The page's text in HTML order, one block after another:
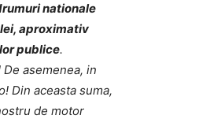
nationale
aproximativ
publice.
asemenea, in
Din aceasta suma,
de motor